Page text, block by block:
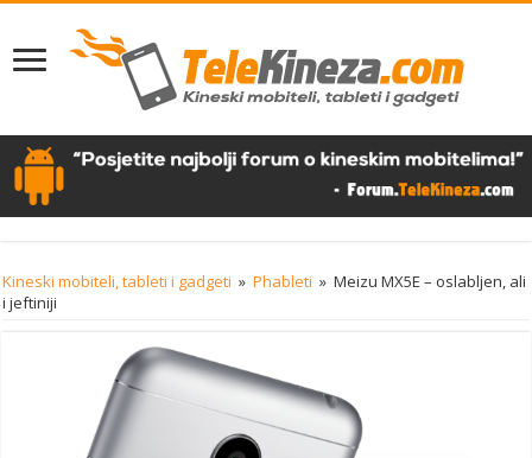
Kineski mobiteli, tableti i gadgeti » Phableti » Meizu MX5E – oslabljen, ali
i jeftiniji